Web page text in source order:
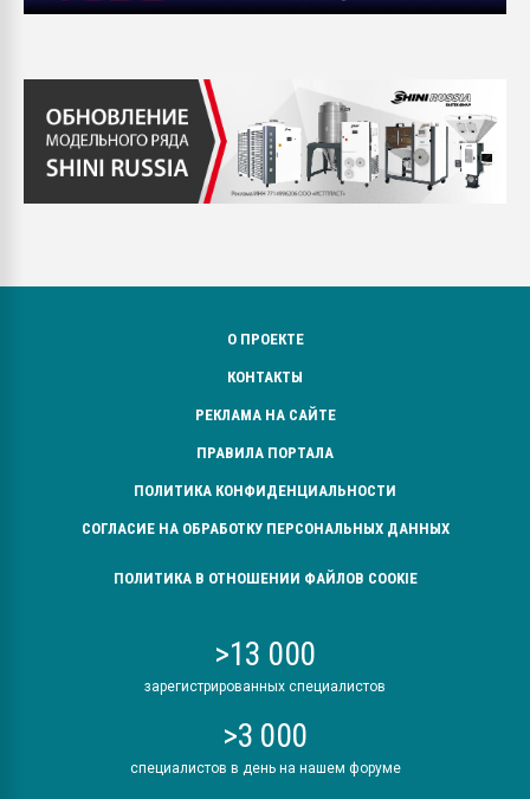
О ПРОЕКТЕ
КОНТАКТЫ
РЕКЛАМА НА САЙТЕ
ПРАВИЛА ПОРТАЛА
ПОЛИТИКА КОНФИДЕНЦИАЛЬНОСТИ
СОГЛАСИЕ НА ОБРАБОТКУ ПЕРСОНАЛЬНЫХ ДАННЫХ
ПОЛИТИКА В ОТНОШЕНИИ ФАЙЛОВ COOKIE
>13 000
зарегистрированных специалистов
>3 000
специалистов в день на нашем форуме